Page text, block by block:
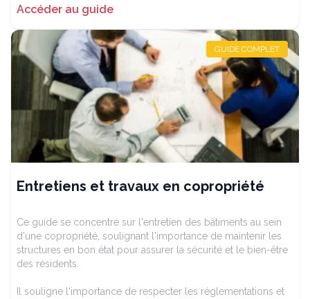
Accéder au guide
GUIDE COMPLET
Entretiens et travaux en copropriété
Ce guide se concentre sur l'entretien des bâtiments au sein
d'une copropriété, soulignant l'importance de maintenir les
structures en bon état pour assurer la sécurité et le bien-être
des résidents.
Il souligne l'importance de respecter les réglementations et